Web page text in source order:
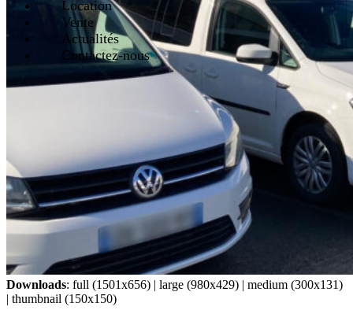
Location
Vente
Actualités
Contactez-nous
Downloads: full (1501x656) | large (980x429) | medium (300x131)
| thumbnail (150x150)